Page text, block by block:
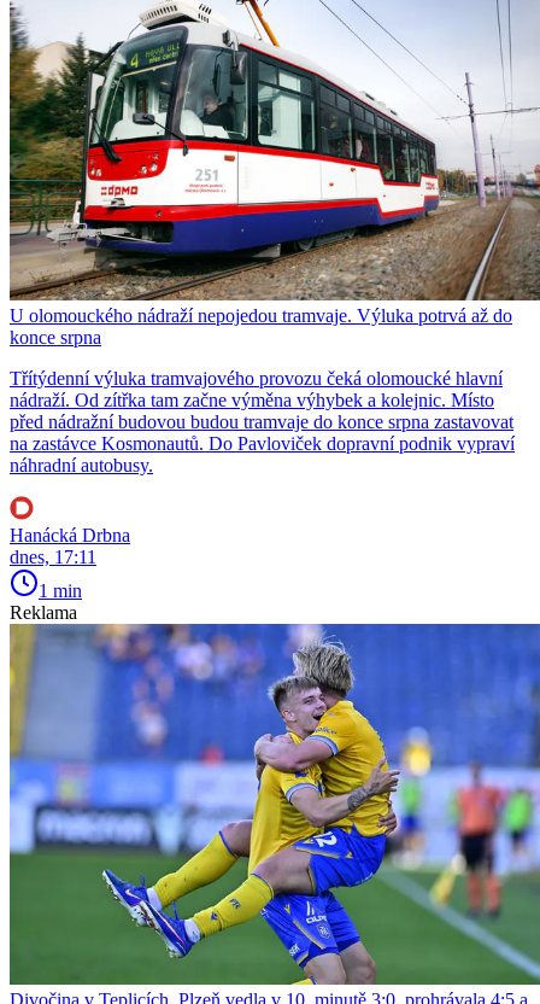
U olomouckého nádraží nepojedou tramvaje. Výluka potrvá až do
konce srpna
Třítýdenní výluka tramvajového provozu čeká olomoucké hlavní
nádraží. Od zítřka tam začne výměna výhybek a kolejnic. Místo
před nádražní budovou budou tramvaje do konce srpna zastavovat
na zastávce Kosmonautů. Do Pavloviček dopravní podnik vypraví
náhradní autobusy.
Hanácká Drbna
dnes, 17:11
1 min
Reklama
Divočina v Teplicích. Plzeň vedla v 10. minutě 3:0, prohrávala 4:5 a